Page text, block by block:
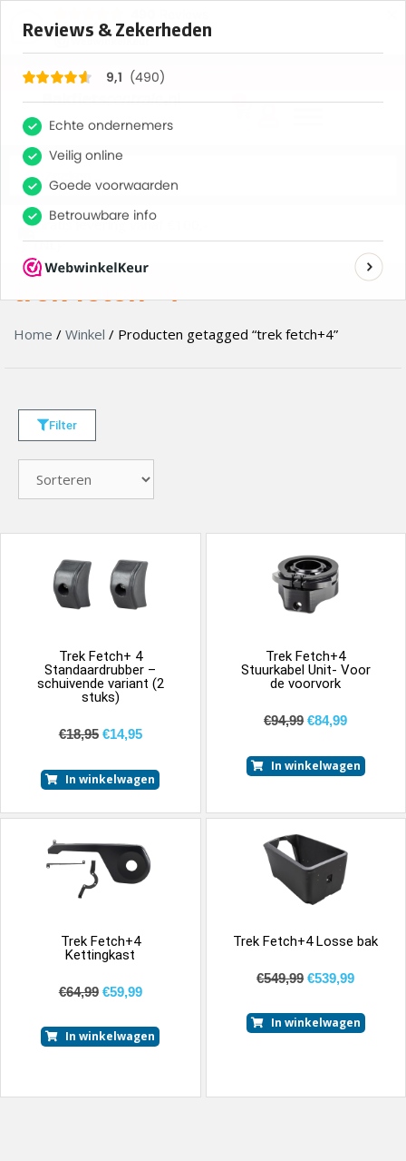
9,1
0528-769056 info@bakfietscentrale.nl
Gratis levering vanaf €100,-
(NL)
trek fetch+4
Home / Winkel / Producten getagged “trek fetch+4”
Filter
Trek Fetch+ 4
Standaardrubber –
schuivende variant (2
stuks)
€18,95 €14,95
In winkelwagen
Trek Fetch+4
Stuurkabel Unit- Voor
de voorvork
€94,99 €84,99
In winkelwagen
Trek Fetch+4
Kettingkast
€64,99 €59,99
In winkelwagen
Trek Fetch+4 Losse bak
€549,99 €539,99
In winkelwagen